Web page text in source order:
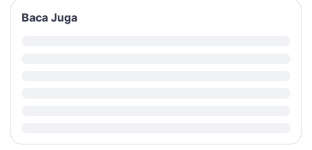
Baca Juga